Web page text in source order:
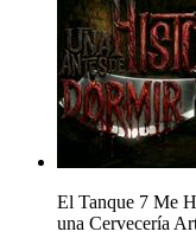
El Tanque 7 Me
una Cervecería